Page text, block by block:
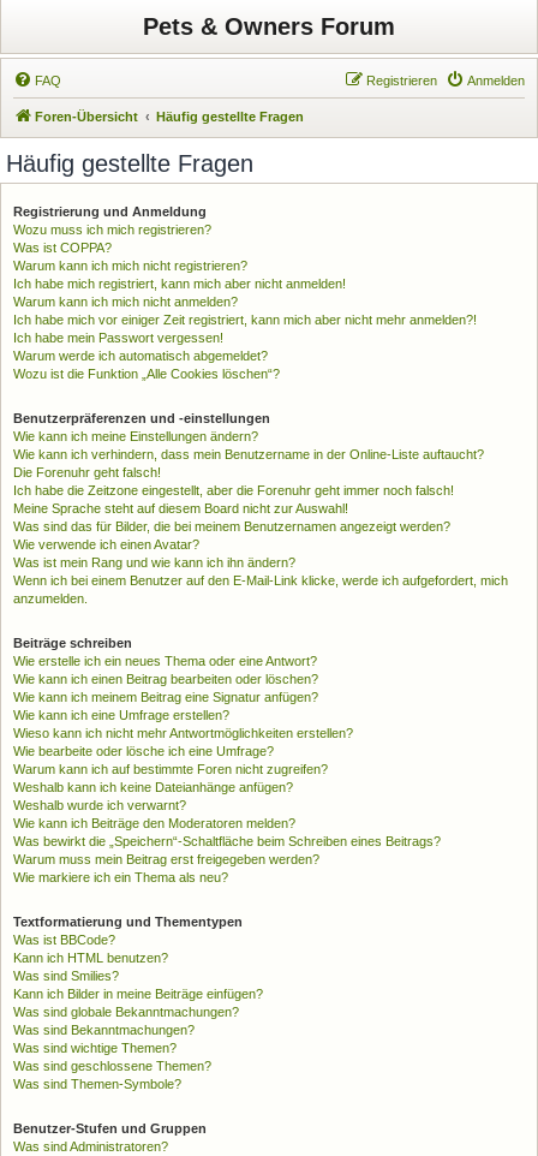
Pets & Owners Forum
FAQ Anmelden
Registrieren
Foren-Übersicht Häufig gestellte Fragen
Häufig gestellte Fragen
Registrierung und Anmeldung
Wozu muss ich mich registrieren?
Was ist COPPA?
Warum kann ich mich nicht registrieren?
Ich habe mich registriert, kann mich aber nicht anmelden!
Warum kann ich mich nicht anmelden?
Ich habe mich vor einiger Zeit registriert, kann mich aber nicht mehr anmelden?!
Ich habe mein Passwort vergessen!
Warum werde ich automatisch abgemeldet?
Wozu ist die Funktion „Alle Cookies löschen“?
Benutzerpräferenzen und -einstellungen
Wie kann ich meine Einstellungen ändern?
Wie kann ich verhindern, dass mein Benutzername in der Online-Liste auftaucht?
Die Forenuhr geht falsch!
Ich habe die Zeitzone eingestellt, aber die Forenuhr geht immer noch falsch!
Meine Sprache steht auf diesem Board nicht zur Auswahl!
Was sind das für Bilder, die bei meinem Benutzernamen angezeigt werden?
Wie verwende ich einen Avatar?
Was ist mein Rang und wie kann ich ihn ändern?
Wenn ich bei einem Benutzer auf den E-Mail-Link klicke, werde ich aufgefordert, mich
anzumelden.
Beiträge schreiben
Wie erstelle ich ein neues Thema oder eine Antwort?
Wie kann ich einen Beitrag bearbeiten oder löschen?
Wie kann ich meinem Beitrag eine Signatur anfügen?
Wie kann ich eine Umfrage erstellen?
Wieso kann ich nicht mehr Antwortmöglichkeiten erstellen?
Wie bearbeite oder lösche ich eine Umfrage?
Warum kann ich auf bestimmte Foren nicht zugreifen?
Weshalb kann ich keine Dateianhänge anfügen?
Weshalb wurde ich verwarnt?
Wie kann ich Beiträge den Moderatoren melden?
Was bewirkt die „Speichern“-Schaltfläche beim Schreiben eines Beitrags?
Warum muss mein Beitrag erst freigegeben werden?
Wie markiere ich ein Thema als neu?
Textformatierung und Thementypen
Was ist BBCode?
Kann ich HTML benutzen?
Was sind Smilies?
Kann ich Bilder in meine Beiträge einfügen?
Was sind globale Bekanntmachungen?
Was sind Bekanntmachungen?
Was sind wichtige Themen?
Was sind geschlossene Themen?
Was sind Themen-Symbole?
Benutzer-Stufen und Gruppen
Was sind Administratoren?